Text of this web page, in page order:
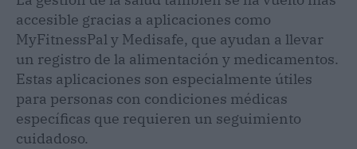
accesible gracias a aplicaciones como
MyFitnessPal y Medisafe, que ayudan a llevar
un registro de la alimentación y medicamentos.
Estas aplicaciones son especialmente útiles
para personas con condiciones médicas
específicas que requieren un seguimiento
cuidadoso.